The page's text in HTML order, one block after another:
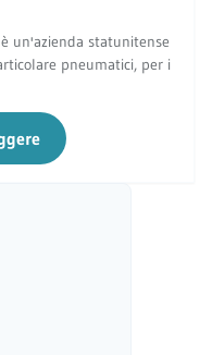
un'azienda statunitense
pneumatici, per i